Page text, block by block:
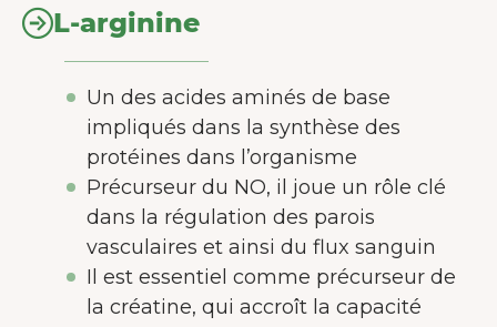
L-arginine
Un des acides aminés de base
impliqués dans la synthèse des
protéines dans l’organisme
Précurseur du NO, il joue un rôle clé
dans la régulation des parois
vasculaires et ainsi du flux sanguin
Il est essentiel comme précurseur de
la créatine, qui accroît la capacité